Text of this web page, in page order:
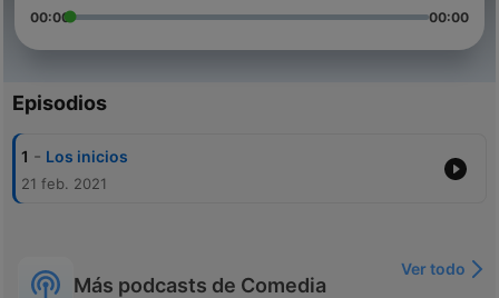
00:00 00:00
Episodios
1 - Los inicios
21 feb. 2021
Más podcasts de Comedia
Ver todo